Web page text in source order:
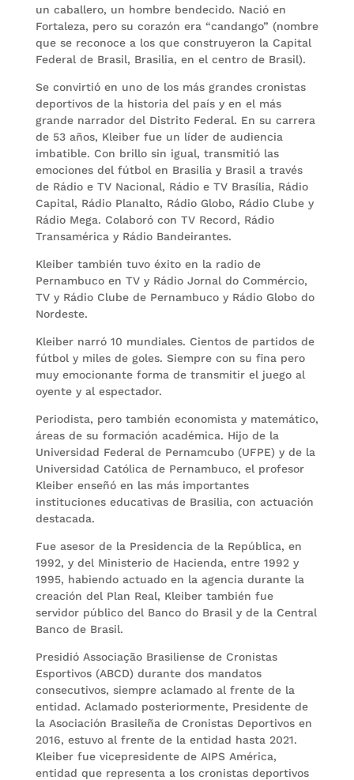
un caballero, un hombre bendecido. Nació en
Fortaleza, pero su corazón era “candango” (nombre
que se reconoce a los que construyeron la Capital
Federal de Brasil, Brasilia, en el centro de Brasil).
Se convirtió en uno de los más grandes cronistas
deportivos de la historia del país y en el más
grande narrador del Distrito Federal. En su carrera
de 53 años, Kleiber fue un líder de audiencia
imbatible. Con brillo sin igual, transmitió las
emociones del fútbol en Brasilia y Brasil a través
de Rádio e TV Nacional, Rádio e TV Brasília, Rádio
Capital, Rádio Planalto, Rádio Globo, Rádio Clube y
Rádio Mega. Colaboró ​​con TV Record, Rádio
Transamérica y Rádio Bandeirantes.
Kleiber también tuvo éxito en la radio de
Pernambuco en TV y Rádio Jornal do Commércio,
TV y Rádio Clube de Pernambuco y Rádio Globo do
Nordeste.
Kleiber narró 10 mundiales. Cientos de partidos de
fútbol y miles de goles. Siempre con su fina pero
muy emocionante forma de transmitir el juego al
oyente y al espectador.
Periodista, pero también economista y matemático,
áreas de su formación académica. Hijo de la
Universidad Federal de Pernamcubo (UFPE) y de la
Universidad Católica de Pernambuco, el profesor
Kleiber enseñó en las más importantes
instituciones educativas de Brasilia, con actuación
destacada.
Fue asesor de la Presidencia de la República, en
1992, y del Ministerio de Hacienda, entre 1992 y
1995, habiendo actuado en la agencia durante la
creación del Plan Real, Kleiber también fue
servidor público del Banco do Brasil y de la Central
Banco de Brasil.
Presidió Associação Brasiliense de Cronistas
Esportivos (ABCD) durante dos mandatos
consecutivos, siempre aclamado al frente de la
entidad. Aclamado posteriormente, Presidente de
la Asociación Brasileña de Cronistas Deportivos en
2016, estuvo al frente de la entidad hasta 2021.
Kleiber fue vicepresidente de AIPS América,
entidad que representa a los cronistas deportivos